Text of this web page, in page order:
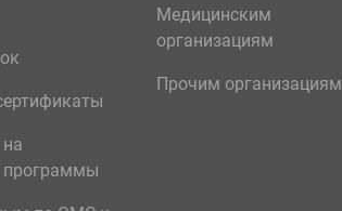
программы
Медицинским
организациям
Прочим организациям